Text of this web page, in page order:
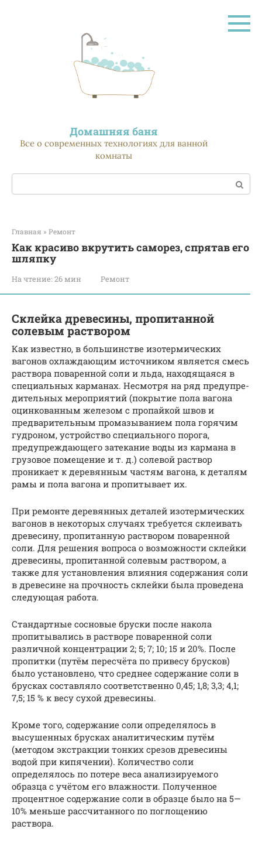
Домашняя баня
Все о современных технологиях для ванной
комнаты
Поиск:
Главная » Ремонт
Как красиво вкрутить саморез, спрятав его
шляпку
На чтение: 26 мин Ремонт
Склейка древесины, пропитанной
солевым раствором
Как известно, в большинстве изотермических
вагонов охлажда­ющим источником является смесь
раствора поваренной соли и льда, находящаяся в
специальных карманах. Несмотря на ряд предупре­
дительных мероприятий (покрытие пола вагона
оцинкованным же­лезом с пропайкой швов и
предварительным промазыванием пола горячим
гудроном, устройство специального порога,
предупреж­дающего затекание воды из кармана в
грузовое помещение и т. д.) солевой раствор
проникает к деревянным частям вагона, к деталям
рамы и пола вагона и пропитывает их.
При ремонте деревянных деталей изотермических
вагонов в не­которых случаях требуется склеивать
древесину, пропитанную рас­твором поваренной
соли. Для решения вопроса о возможности склейки
древесины, пропитанной солевым раствором, а
также для установления влияния содержания соли
в древесине на прочность склейки была проведена
следующая работа.
Стандартные сосновые бруски после накола
пропитывались в растворе поваренной соли
различной кон­центрации 2; 5; 7; 10; 15 и 20%. После
пропитки (путём пересчёта по привесу брусков)
было установлено, что среднее содержание со­ли в
брусках составляло соответственно 0,45; 1,8; 3,3; 4,1;
7,5; 15 % к весу сухой древесины.
Кроме того, содержание соли определялось в
высушенных брус­ках аналитическим путём
(методом экстракции тонких срезов дре­весины
водой при кипячении). Количество соли
определялось по потере веса анализируемого
образца с учётом его влажности. Полученное
процентное содержание соли в образце было на 5—
10% меньше рассчитанного по поглощению
раствора.